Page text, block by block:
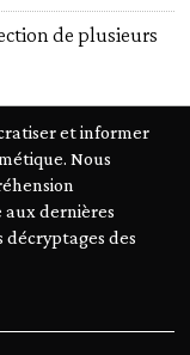
de plusieurs
et informer
Nous
aux dernières
décryptages des